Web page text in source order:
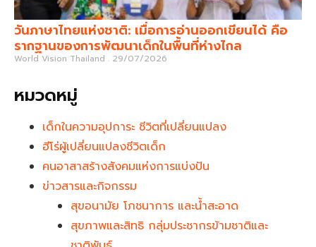
วันภาษาไทยแห่งชาติ: เมื่อการอ่านออกเขียนได้ คือ
รากฐานของการพัฒนาเด็กในพื้นที่ห่างไกล
World Vision Thailand 29/07/2026
หมวดหมู่
เด็กในความอุปการะ ชีวิตที่เปลี่ยนแปลง
ฮีโร่ผู้เปลี่ยนแปลงชีวิตเด็ก
คนอาสาสร้างสังคมแห่งการแบ่งปัน
ข่าวสารและกิจกรรม
สุขอนามัย โภชนาการ และน้ำสะอาด
สุขภาพและสิทธิ กลุ่มประชากรข้ามชาติและ